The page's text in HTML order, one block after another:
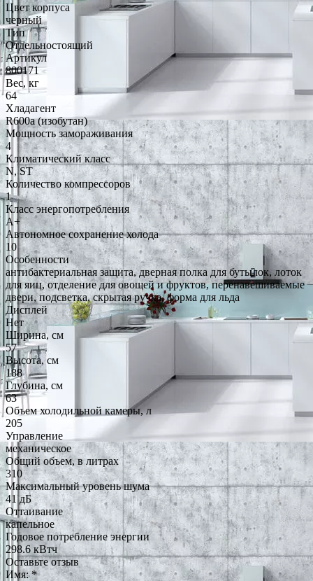
Цвет корпуса
черный
Тип
Отдельностоящий
Артикул
800171
Вес, кг
64
Хладагент
R600a (изобутан)
Мощность замораживания
4
Климатический класс
N, ST
Количество компрессоров
1
Класс энергопотребления
A+
Автономное сохранение холода
10
Особенности
антибактериальная защита, дверная полка для бутылок, лоток
для яиц, отделение для овощей и фруктов, перенавешиваемые
двери, подсветка, скрытая ручка, форма для льда
Дисплей
Нет
Ширина, см
57
Высота, см
188
Глубина, см
63
Объем холодильной камеры, л
205
Управление
механическое
Общий объем, в литрах
310
Максимальный уровень шума
41 дБ
Оттаивание
капельное
Годовое потребление энергии
298.6 кВтч
Оставьте отзыв
Имя:*